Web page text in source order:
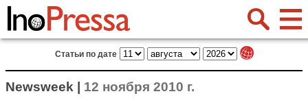
Статьи по дате
Newsweek | 12 ноября 2010 г.